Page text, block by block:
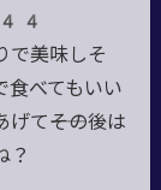
で美味しそ
食べてもいい
て――その後は
？